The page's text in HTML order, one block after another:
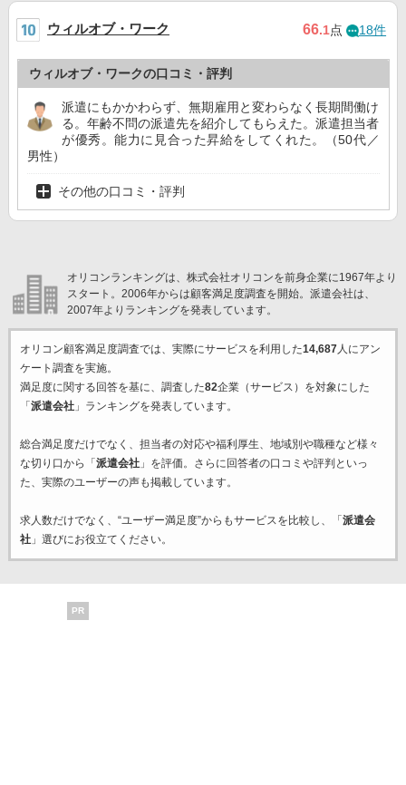
ウィルオブ・ワーク 66.1点 18件
ウィルオブ・ワークの口コミ・評判
派遣にもかかわらず、無期雇用と変わらなく長期間働け
る。年齢不問の派遣先を紹介してもらえた。派遣担当者
が優秀。能力に見合った昇給をしてくれた。（50代／
男性）
その他の口コミ・評判
オリコンランキングは、株式会社オリコンを前身企業に1967年より
スタート。2006年からは顧客満足度調査を開始。派遣会社は、
2007年よりランキングを発表しています。
オリコン顧客満足度調査では、実際にサービスを利用した14,687人にアン
ケート調査を実施。
満足度に関する回答を基に、調査した82企業（サービス）を対象にした
「派遣会社」ランキングを発表しています。
総合満足度だけでなく、担当者の対応や福利厚生、地域別や職種など様々
な切り口から「派遣会社」を評価。さらに回答者の口コミや評判といっ
た、実際のユーザーの声も掲載しています。
求人数だけでなく、“ユーザー満足度”からもサービスを比較し、「派遣会
社」選びにお役立てください。
PR